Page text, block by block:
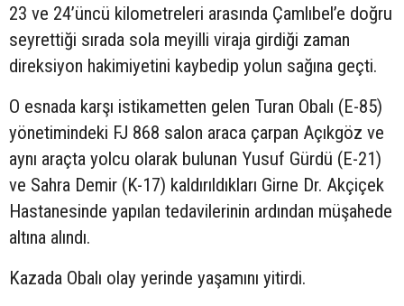
23 ve 24’üncü kilometreleri arasında Çamlıbel’e doğru
seyrettiği sırada sola meyilli viraja girdiği zaman
direksiyon hakimiyetini kaybedip yolun sağına geçti.
O esnada karşı istikametten gelen Turan Obalı (E-85)
yönetimindeki FJ 868 salon araca çarpan Açıkgöz ve
aynı araçta yolcu olarak bulunan Yusuf Gürdü (E-21)
ve Sahra Demir (K-17) kaldırıldıkları Girne Dr. Akçiçek
Hastanesinde yapılan tedavilerinin ardından müşahede
altına alındı.
Kazada Obalı olay yerinde yaşamını yitirdi.